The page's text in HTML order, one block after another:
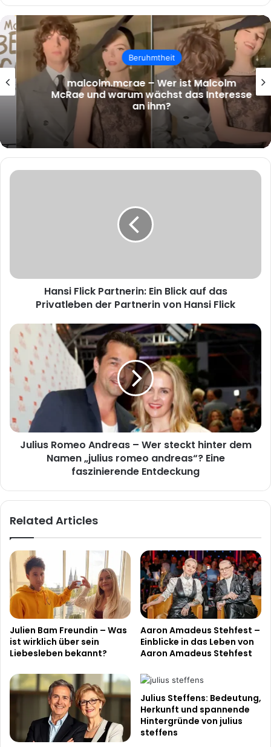
Beruhmtheit
malcolm.mcrae – Wer ist Malcolm
McRae und warum wächst das Interesse
an ihm?
Hansi
der
Flick
Hansi Flick Partnerin: Ein Blick auf das
Privatleben der Partnerin von Hansi Flick
Julius
Romeo
Andreas
–
Wer
steckt
hinter
dem
Namen
„julius
faszinierende
Julius Romeo Andreas – Wer steckt hinter dem
Namen „julius romeo andreas“? Eine
faszinierende Entdeckung
Related Articles
Julien Bam Freundin – Was
ist wirklich über sein
Liebesleben bekannt?
Aaron Amadeus Stehfest –
Einblicke in das Leben von
Aaron Amadeus Stehfest
Julius Steffens: Bedeutung,
Herkunft und spannende
Hintergründe von julius
steffens